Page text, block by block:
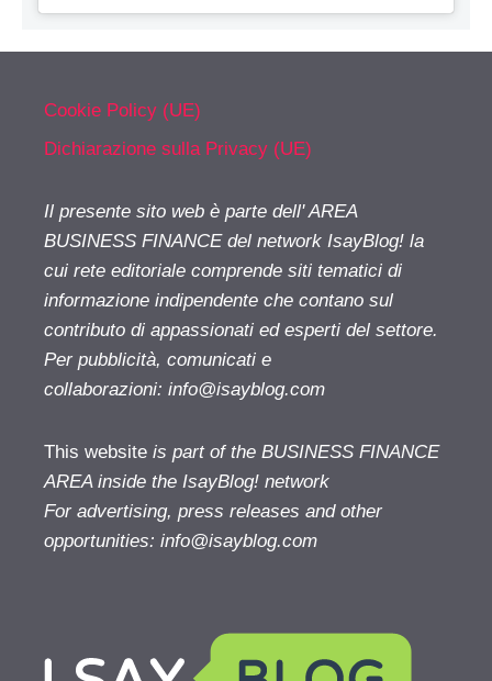
Cookie Policy (UE)
Dichiarazione sulla Privacy (UE)
Il presente sito web è parte dell' AREA
BUSINESS FINANCE del network IsayBlog! la
cui rete editoriale comprende siti tematici di
informazione indipendente che contano sul
contributo di appassionati ed esperti del settore.
Per pubblicità, comunicati e
collaborazioni: info@isayblog.com
This website is part of the BUSINESS FINANCE
AREA inside the IsayBlog! network
For advertising, press releases and other
opportunities: info@isayblog.com